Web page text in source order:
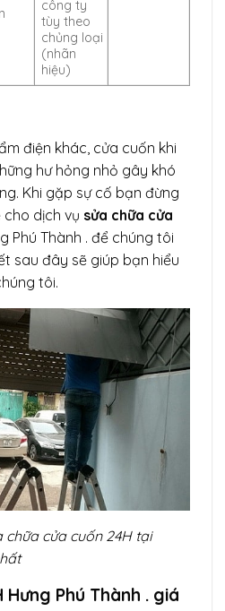
công ty
tùy theo
chủng loại
(nhãn
hiệu)
điện khác, cửa cuốn khi
hư hỏng nhỏ gây khó
Khi gặp sự cố bạn đừng
cho dịch vụ sửa chữa cửa
Phú Thành . để chúng tôi
sau đây sẽ giúp bạn hiểu
tôi.
chữa cửa cuốn 24H tại
Hưng Phú Thành . giá